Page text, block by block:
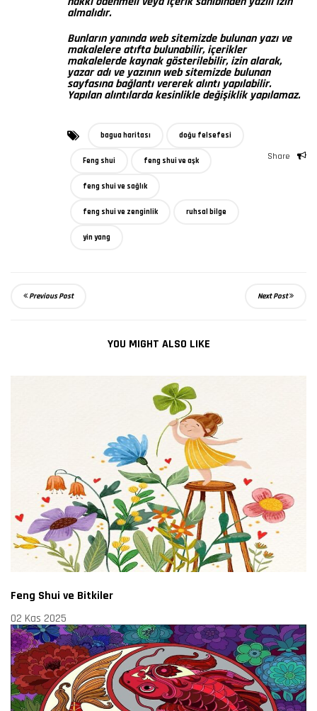
almalıdır.
Bunların yanında web sitemizde bulunan yazı ve
makalelere atıfta bulunabilir, içerikler
makalelerde kaynak gösterilebilir, izin alarak,
yazar adı ve yazının web sitemizde bulunan
sayfasına bağlantı vererek alıntı yapılabilir.
Yapılan alıntılarda kesinlikle değişiklik yapılamaz.
bagua haritası doğu felsefesi
Feng shui feng shui ve aşk
feng shui ve sağlık
feng shui ve zenginlik ruhsal bilge
yin yang
Share
Previous Post Next Post
YOU MIGHT ALSO LIKE
Feng Shui ve Bitkiler
02 Kas 2025